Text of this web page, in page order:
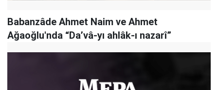
Babanzâde Ahmet Naim ve Ahmet
Ağaoğlu'nda “Da’vâ-yı ahlâk-ı nazarî”